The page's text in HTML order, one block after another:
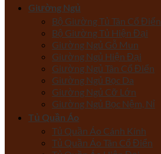
Giường Ngủ
Bộ Giường Tủ Tân Cổ Điển
Bộ Giường Tủ Hiện Đại
Giường Ngủ Gỗ Mun
Giường Ngủ Hiện Đại
Giường Ngủ Tân Cổ Điển
Giường Ngủ Bọc Da
Giường Ngủ Cỡ Lớn
Giường Ngủ Bọc Nệm, Nỉ
Tủ Quần Áo
Tủ Quần Áo Cánh Kính
Tủ Quần Áo Tân Cổ Điển